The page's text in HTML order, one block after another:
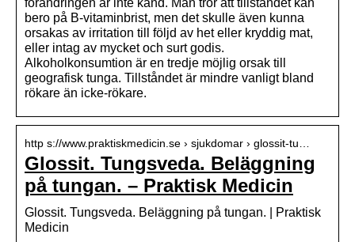
bero på B-vitaminbrist, men det skulle även kunna
orsakas av irritation till följd av het eller kryddig mat,
eller intag av mycket och surt godis.
Alkoholkonsumtion är en tredje möjlig orsak till
geografisk tunga. Tillståndet är mindre vanligt bland
rökare än icke-rökare.
http s://www.praktiskmedicin.se › sjukdomar › glossit-tu…
Glossit. Tungsveda. Beläggning
på tungan. – Praktisk Medicin
Glossit. Tungsveda. Beläggning på tungan. | Praktisk
Medicin